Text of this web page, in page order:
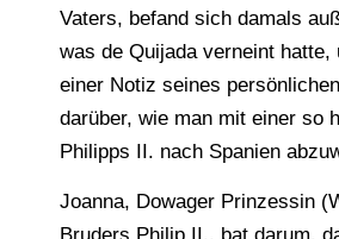
Vaters, befand sich damals
was de Quijada verneint
einer Notiz seines
darüber, wie man mit einer so
Philipps II. nach Spanien
Joanna, Dowager Prinzessin